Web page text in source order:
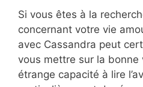
Si vous êtes à la
concernant votre vie
avec Cassandra peut
vous mettre sur la bonne
étrange capacité à lire